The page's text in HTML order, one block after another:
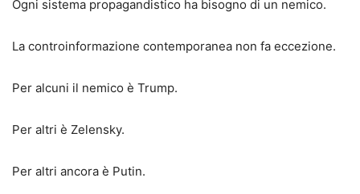
Ogni sistema propagandistico ha bisogno di un nemico.
La controinformazione contemporanea non fa eccezione.
Per alcuni il nemico è Trump.
Per altri è Zelensky.
Per altri ancora è Putin.